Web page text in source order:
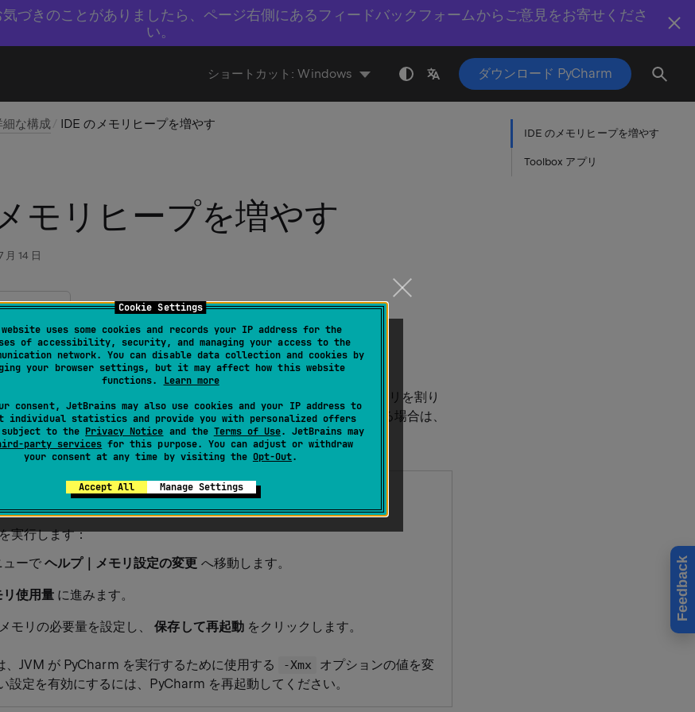
Cookie Settings
website uses some cookies and records your IP address for the
of accessibility, security, and managing your access to the
network. You can disable data collection and cookies by
your browser settings, but it may affect how this website
functions. Learn more
consent, JetBrains may also use cookies and your IP address to
individual statistics and provide you with personalized offers
subject to the Privacy Notice and the Terms of Use. JetBrains may
party services for this purpose. You can adjust or withdraw
your consent at any time by visiting the Opt-Out.
Accept All Manage Settings
づきのことがありましたら、ページ右側にあるフィードバックフォームからご意見をお寄せくださ
い。
Feedback
ショートカット:Windows ダウンロード PyCharm
細な構成 IDE のメモリヒープを増やす
モリヒープを増やす
14 日
定の変更
量
いる Java 仮想マシン（JVM）は、あらかじめ定められた量のメモリを割り
ト値はプラットフォームによって異なります。 速度が低下している場合は、
すことをお勧めします。
増やす
実行します：
ューでヘルプ｜メモリ設定の変更 へ移動します。
使用量 に進みます。
モリの必要量を設定し、保存して再起動をクリックします。
、JVM が PyCharm を実行するために使用する -Xmx
オプションの値を変
設定を有効にするには、PyCharm を再起動してください。
IDE のメモリヒープを増やす
Toolbox アプリ